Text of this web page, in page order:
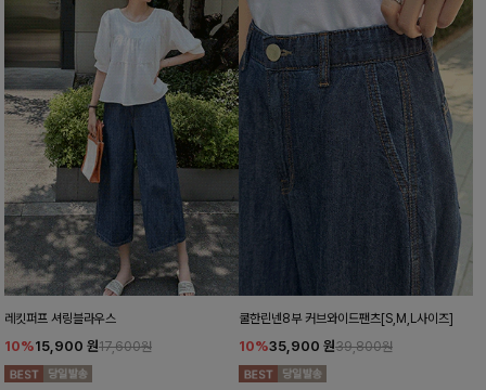
레킷퍼프 셔링블라우스
10%15,900 원17,600원
쿨한린넨8부 커브와이드팬츠[S,M,L사이즈]
10%35,900 원39,800원